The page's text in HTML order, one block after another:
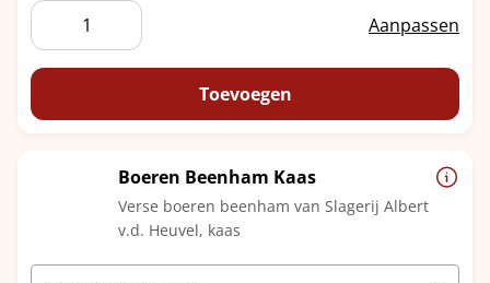
Boeren
Beenham
Asperge
Aanpassen
Toevoegen
Boeren Beenham Kaas
Verse boeren beenham van Slagerij Albert
v.d. Heuvel, kaas